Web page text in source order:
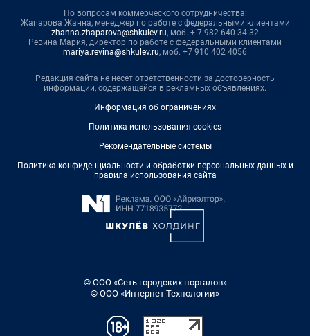
По вопросам коммерческого сотрудничества:
Жапарова Жанна, менеджер по работе с федеральными клиентами
zhanna.zhaparova@shkulev.ru, моб. + 7 982 640 34 32
Ревина Мария, директор по работе с федеральными клиентами
mariya.revina@shkulev.ru, моб. +7 910 402 4056
Редакция сайта не несет ответственности за достоверность
информации, содержащейся в рекламных объявлениях.
Информация об ограничениях
Политика использования cookies
Рекомендательные системы
Политика конфиденциальности и обработки персональных данных и
правила использования сайта
© ООО «Сеть городских порталов»
© ООО «Интернет Технологии»